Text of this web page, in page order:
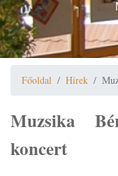
Főoldal Hírek
Muzsika
koncert